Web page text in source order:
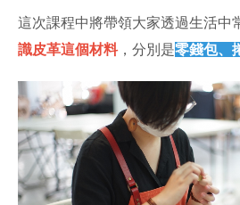
這次課程中將帶領大家透過生活中
識皮革這個材料，分別是零錢包、